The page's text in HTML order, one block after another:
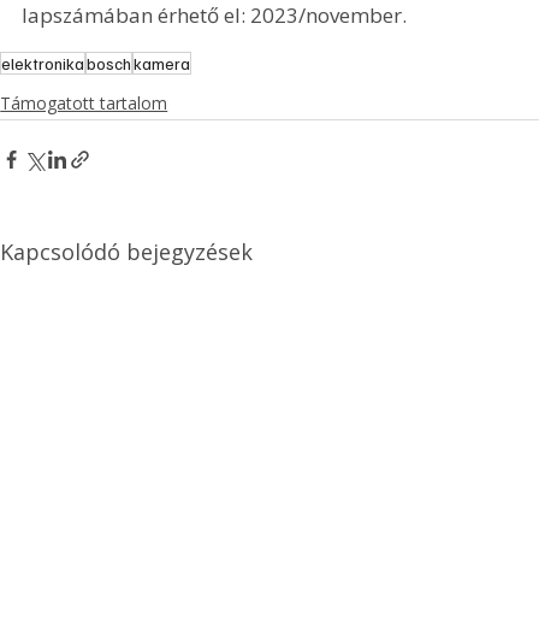
lapszámában érhető el: 2023/november.
elektronikaboschkamera
Támogatott tartalom
Kapcsolódó bejegyzések